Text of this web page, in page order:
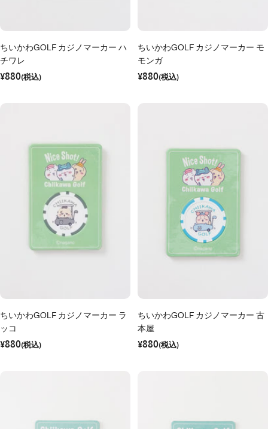
ちいかわGOLF カジノマーカー ハ
チワレ
セ
ー
ル
価
格
¥880(税込)
ちいかわGOLF カジノマーカー モ
モンガ
セ
ー
ル
価
格
¥880(税込)
ちいかわGOLF カジノマーカー ラ
ッコ
セ
ー
ル
価
格
¥880(税込)
ちいかわGOLF カジノマーカー 古
本屋
セ
ー
ル
価
格
¥880(税込)